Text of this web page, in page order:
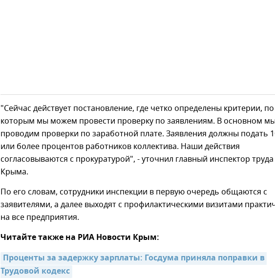
"Сейчас действует постановление, где четко определены критерии, по
которым мы можем провести проверку по заявлениям. В основном
проводим проверки по заработной плате. Заявления должны подать
или более процентов работников коллектива. Наши действия
согласовываются с прокуратурой", - уточнил главный инспектор труда
Крыма.
По его словам, сотрудники инспекции в первую очередь общаются с
заявителями, а далее выходят с профилактическими визитами
на все предприятия.
Читайте также на РИА Новости Крым:
Проценты за задержку зарплаты: Госдума приняла поправки в
Трудовой кодекс